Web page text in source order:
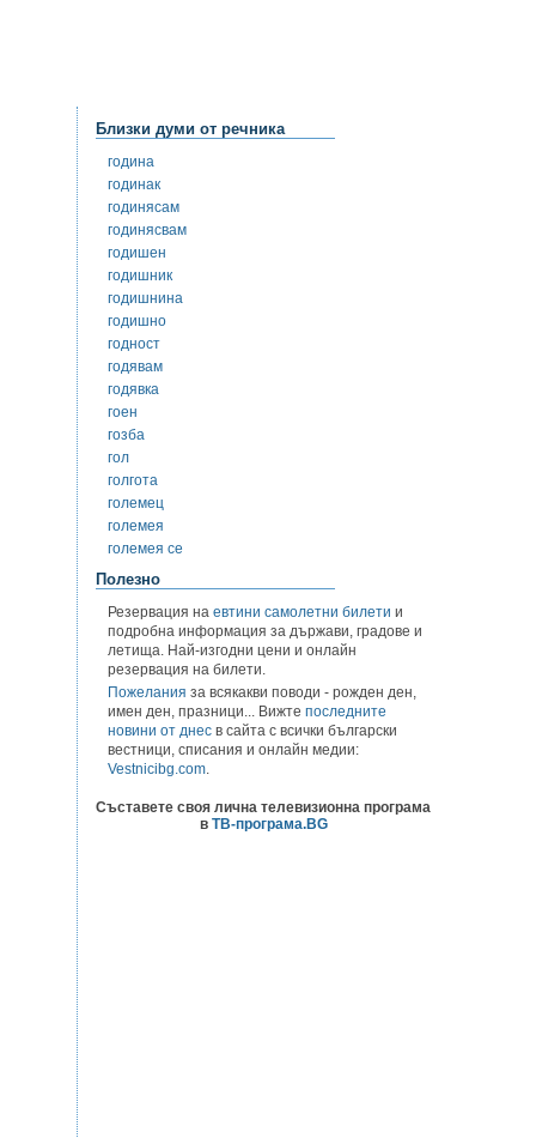
Близки думи от речника
година
годинак
годинясам
годинясвам
годишен
годишник
годишнина
годишно
годност
годявам
годявка
гоен
гозба
гол
голгота
големец
големея
големея се
Полезно
Резервация на евтини самолетни билети и
подробна информация за държави, градове и
летища. Най-изгодни цени и онлайн
резервация на билети.
Пожелания за всякакви поводи - рожден ден,
имен ден, празници... Вижте последните
новини от днес в сайта с всички български
вестници, списания и онлайн медии:
Vestnicibg.com.
Съставете своя лична телевизионна програма
в ТВ-програма.BG